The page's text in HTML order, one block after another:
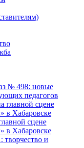
№ 498: новые
педагогов
сцене
в Хабаровске